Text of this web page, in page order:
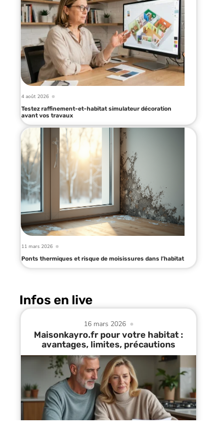
4 août 2026
Testez raffinement-et-habitat simulateur décoration
avant vos travaux
11 mars 2026
Ponts thermiques et risque de moisissures dans l’habitat
Infos en live
16 mars 2026
Maisonkayro.fr pour votre habitat :
avantages, limites, précautions